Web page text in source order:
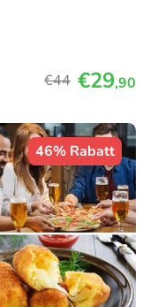
€44 €29,90
46% Rabatt